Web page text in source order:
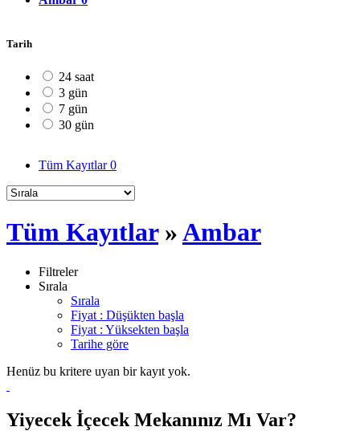
Tarih
24 saat
3 gün
7 gün
30 gün
Tüm Kayıtlar0
Tüm Kayıtlar»Ambar
Filtreler
Sırala
Sırala
Fiyat : Düşükten başla
Fiyat : Yüksekten başla
Tarihe göre
Henüz bu kritere uyan bir kayıt yok.
Yiyecek İçecek Mekanınız Mı Var?